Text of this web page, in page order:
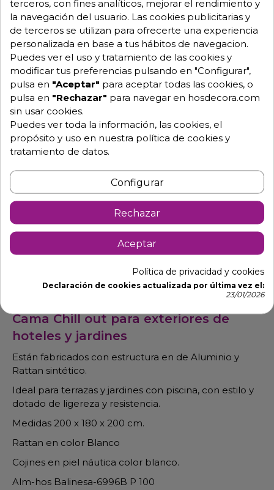
Equipo de expertos a tu servicio.
Garantía mínima de 1 año.
Pago 100% seguro.
Consulta tus dudas con nosotros.
976 25 59 91
info@hosdecora.com
Hablemos
Pide tu presupuesto
Detalles de producto
Cama Chill out para exteriores de
hoteles y jardines
Están fabricados con estructura en de Aluminio y
Rattan sintético.
Ideal para terrazas y jardines con piscina, con estilo y
dotado de ligereza y resistencia.
Medidas 200 x 180 x 200 cm.
Rattan en color Blanco
Cojines en piel náutica color blanco.
Alm-hos Balinesa-6996B P 100
terceros, con fines analíticos, mejorar el rendimiento y
la navegación del usuario. Las cookies publicitarias y
de terceros se utilizan para ofrecerte una experiencia
personalizada en base a tus hábitos de navegacion.
Puedes ver el uso y tratamiento de las cookies y
modificar tus preferencias pulsando en "Configurar",
pulsa en "Aceptar" para aceptar todas las cookies, o
pulsa en "Rechazar" para navegar en hosdecora.com
sin usar cookies.
Puedes ver toda la información, las cookies, el
propósito y uso en nuestra política de cookies y
tratamiento de datos.
Configurar
Rechazar
Aceptar
Política de privacidad y cookies
Declaración de cookies actualizada por última vez el:
23/01/2026